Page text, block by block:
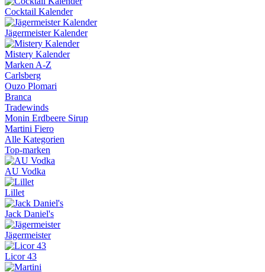
Cocktail Kalender
Jägermeister Kalender
Mistery Kalender
Marken A-Z
Carlsberg
Ouzo Plomari
Branca
Tradewinds
Monin Erdbeere Sirup
Martini Fiero
Alle Kategorien
Top-marken
AU Vodka
Lillet
Jack Daniel's
Jägermeister
Licor 43